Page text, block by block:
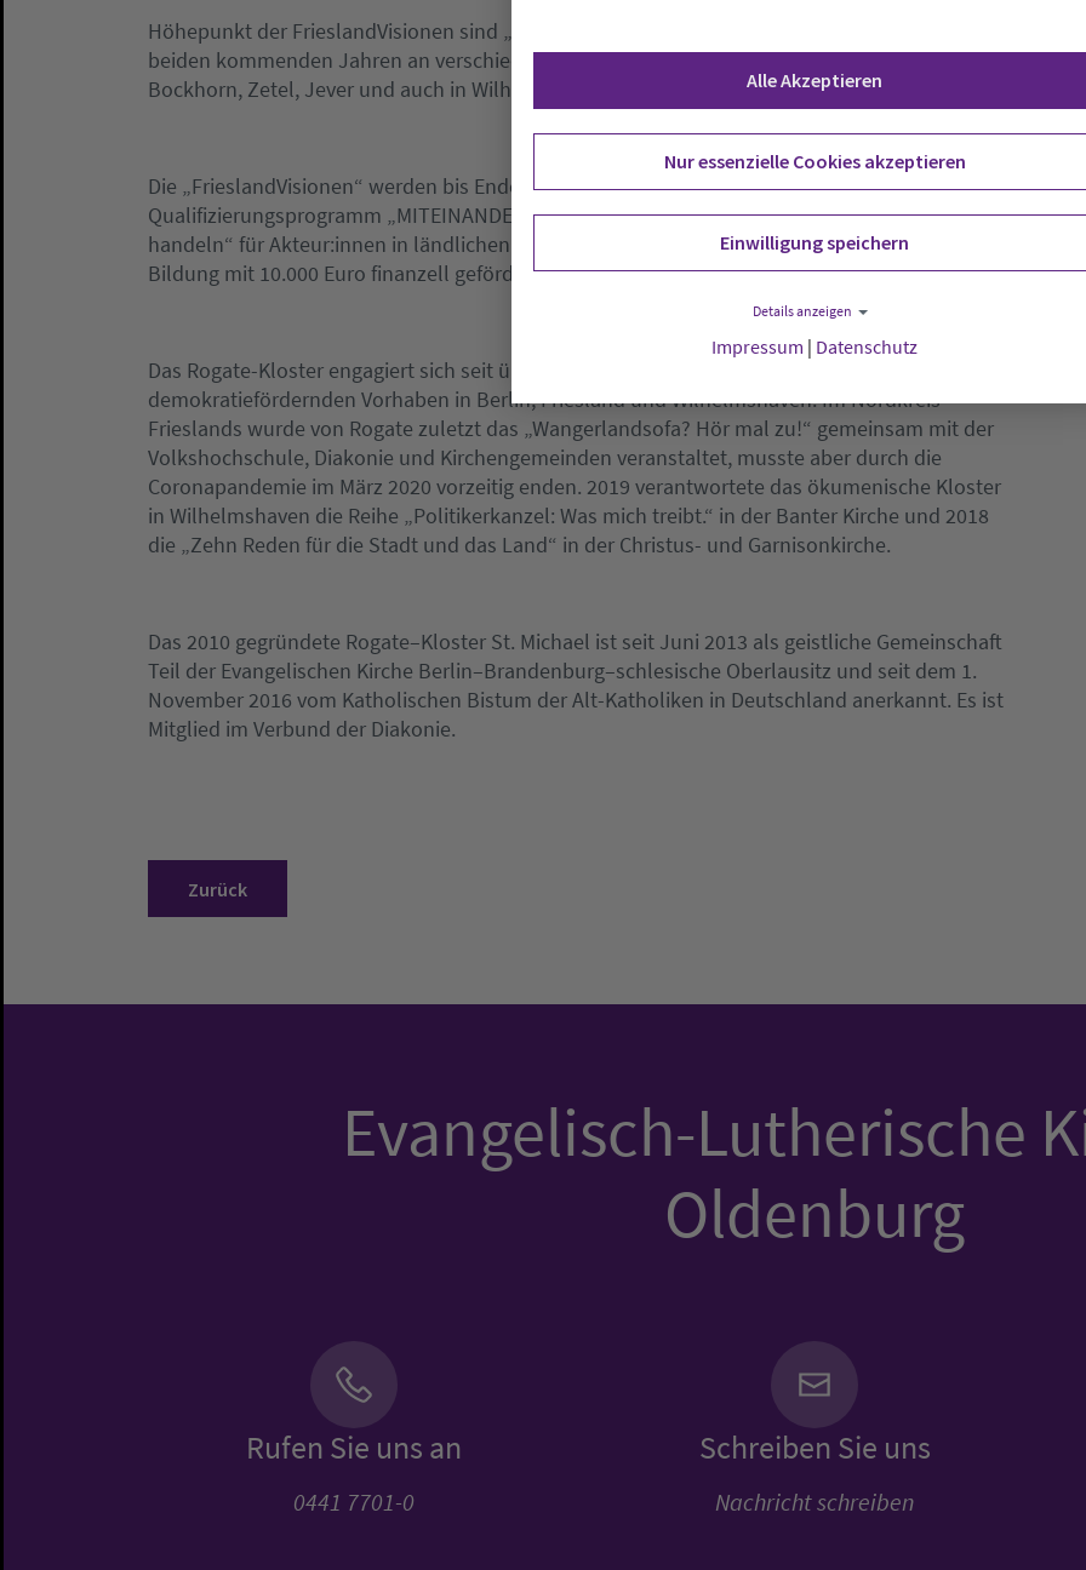
Höhepunkt der FrieslandVisionen sind „Zehn Reden für das Leben an der Küste“, die in den
beiden kommenden Jahren an verschiedenen Orten abwechselnd zwischen Wangerooge und
Bockhorn, Zetel, Jever und auch in Wilhelmshaven gehalten werden.
Die „FrieslandVisionen“ werden bis Ende 2022 durch ein das Förder- und
Qualifizierungsprogramm „MITEINANDER REDEN – Gespräche gestalten – Gemeinsam
handeln“ für Akteur:innen in ländlichen Räumen durch die Bundeszentrale für politische
Bildung mit 10.000 Euro finanzell gefördert. Weitere Drittmittel sollen eingeworben werden.
Das Rogate-Kloster engagiert sich seit über zehn Jahren in unterschiedlichen
demokratiefördernden Vorhaben in Berlin, Friesland und Wilhelmshaven. Im Nordkreis
Frieslands wurde von Rogate zuletzt das „Wangerlandsofa? Hör mal zu!“ gemeinsam mit der
Volkshochschule, Diakonie und Kirchengemeinden veranstaltet, musste aber durch die
Coronapandemie im März 2020 vorzeitig enden. 2019 verantwortete das ökumenische Kloster
in Wilhelmshaven die Reihe „Politikerkanzel: Was mich treibt.“ in der Banter Kirche und 2018
die „Zehn Reden für die Stadt und das Land“ in der Christus- und Garnisonkirche.
Das 2010 gegründete Rogate–Kloster St. Michael ist seit Juni 2013 als geistliche Gemeinschaft
Teil der Evangelischen Kirche Berlin–Brandenburg–schlesische Oberlausitz und seit dem 1.
November 2016 vom Katholischen Bistum der Alt-Katholiken in Deutschland anerkannt. Es ist
Mitglied im Verbund der Diakonie.
Zurück
Evangelisch-Lutherische
Oldenburg
Rufen Sie uns an
0441 7701-0
Schreiben Sie uns
Nachricht schreiben
Alle Akzeptieren
Nur essenzielle Cookies akzeptieren
Einwilligung speichern
Details anzeigen
Impressum | Datenschutz